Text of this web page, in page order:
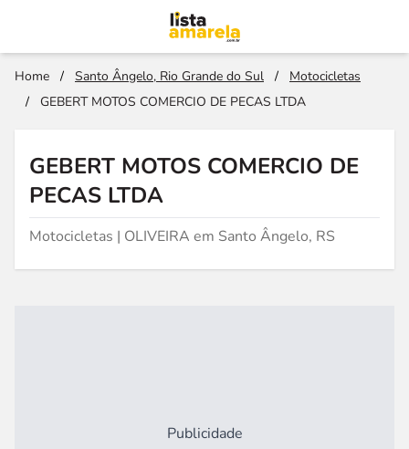
Home / Santo Ângelo, Rio Grande do Sul /
Motocicletas
/
GEBERT MOTOS COMERCIO DE PECAS LTDA
GEBERT MOTOS COMERCIO DE
PECAS LTDA
Motocicletas | OLIVEIRA em Santo Ângelo, RS
Publicidade